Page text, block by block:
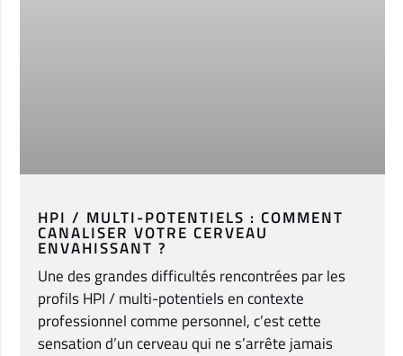
HPI / MULTI-POTENTIELS : COMMENT
CANALISER VOTRE CERVEAU
ENVAHISSANT ?
Une des grandes difficultés rencontrées par les
profils HPI / multi-potentiels en contexte
professionnel comme personnel, c’est cette
sensation d’un cerveau qui ne s’arrête jamais